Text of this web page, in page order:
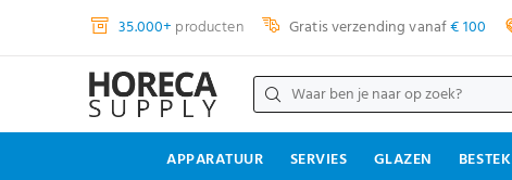
35.000+ producten Gratis verzending vanaf€ 100
APPARATUUR SERVIES GLAZEN BESTEK